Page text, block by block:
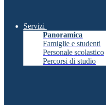
Servizi
Panoramica
Famiglie e studenti
Personale scolastico
Percorsi di studio